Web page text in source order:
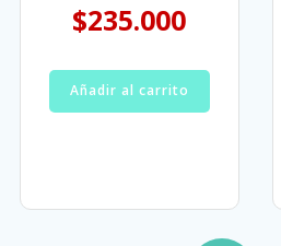
$235.000
Añadir al carrito